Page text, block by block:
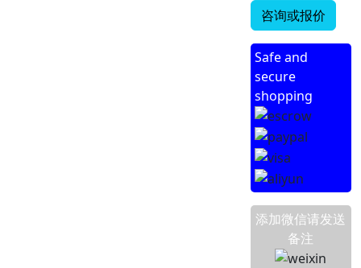
咨询或报价
Safe and
secure
shopping
添加微信请发送
备注